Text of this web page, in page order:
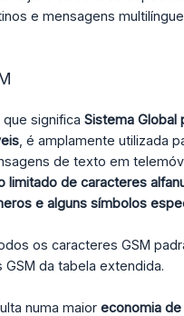
e mensagens
que significa Sistema Global
, é amplamente utilizada
de texto em
limitado de caracteres
e alguns símbolos
os caracteres GSM
da tabela extendida.
numa maior economia